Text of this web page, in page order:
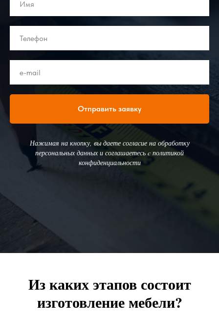
Отправить заявку
Нажимая на кнопку, вы даете согласие на обработку
персональных данных и соглашаетесь c политикой
конфиденциальности
Из каких этапов состоит
изготовление мебели?